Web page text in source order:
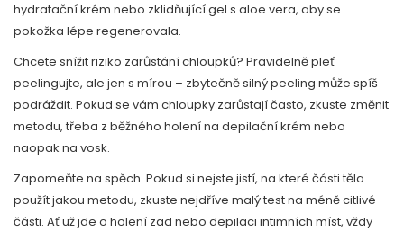
hydratační krém nebo zklidňující gel s aloe vera, aby se
pokožka lépe regenerovala.
Chcete snížit riziko zarůstání chloupků? Pravidelně pleť
peelingujte, ale jen s mírou – zbytečně silný peeling může spíš
podráždit. Pokud se vám chloupky zarůstají často, zkuste změnit
metodu, třeba z běžného holení na depilační krém nebo
naopak na vosk.
Zapomeňte na spěch. Pokud si nejste jistí, na které části těla
použít jakou metodu, zkuste nejdříve malý test na méně citlivé
části. Ať už jde o holení zad nebo depilaci intimních míst, vždy